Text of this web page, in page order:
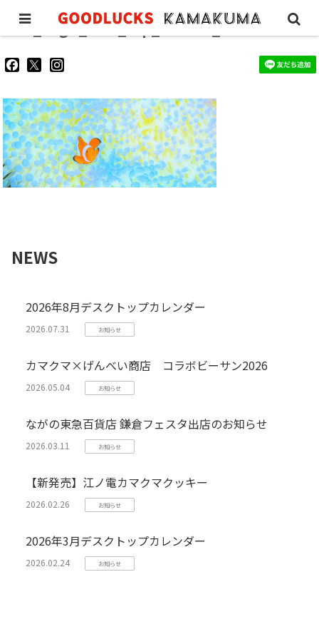
GL_kagii_web_top_200221_01
goodluckskamakuma
さ
の
プ
ロ
フ
ィ
ー
ル
を
Facebook
GL_kamakuma
さ
の
プ
ロ
フ
ィ
ー
ル
を
Twitter
goodlucks_kamakuma
さ
の
プ
ロ
フ
ィ
ー
ル
を
Instagram
NEWS
2026年8月デスクトップカレンダー
2026.07.31 お知らせ
カマクマ×げんべい商店 コラボビーサン2026
2026.05.04 お知らせ
ながの東急百貨店 鎌倉フェスタ出店のお知らせ
2026.03.11 お知らせ
【新発売】江ノ電カマクマクッキー
2026.02.26 お知らせ
2026年3月デスクトップカレンダー
2026.02.24 お知らせ